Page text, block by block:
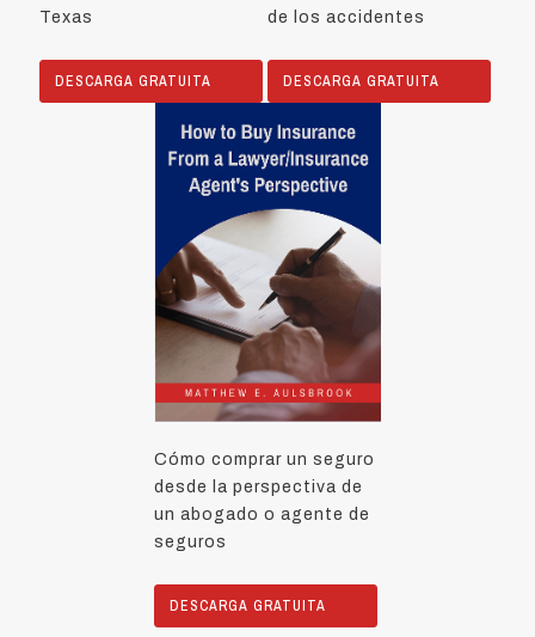
Texas
DESCARGA GRATUITA
de los accidentes
DESCARGA GRATUITA
Cómo comprar un seguro
desde la perspectiva de
un abogado o agente de
seguros
DESCARGA GRATUITA